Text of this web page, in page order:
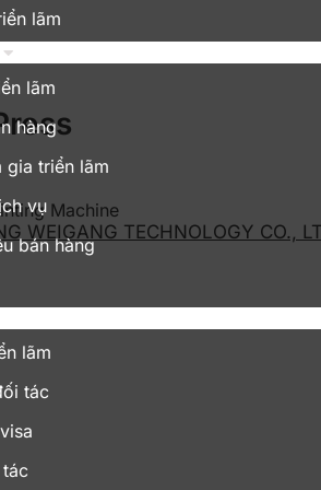
lãm
lãm
hàng
gia triển lãm
vụ
bán hàng
lãm
tác
Machine
WEIGANG TECHNOLOGY CO.,